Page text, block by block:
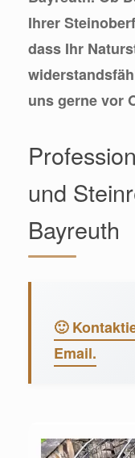
Ihrer
dass Ihr
uns gerne vor
und
Bayreuth
🙂
Email.